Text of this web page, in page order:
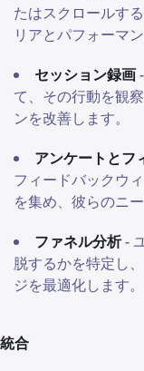
たはスクロールす
リアとパフォーマ
セッション録画
て、その行動を観
ンを改善します。
アンケートとフ
フィードバックウ
を集め、彼らのニ
ファネル分析-
脱するかを特定し
ジを最適化します。
統合